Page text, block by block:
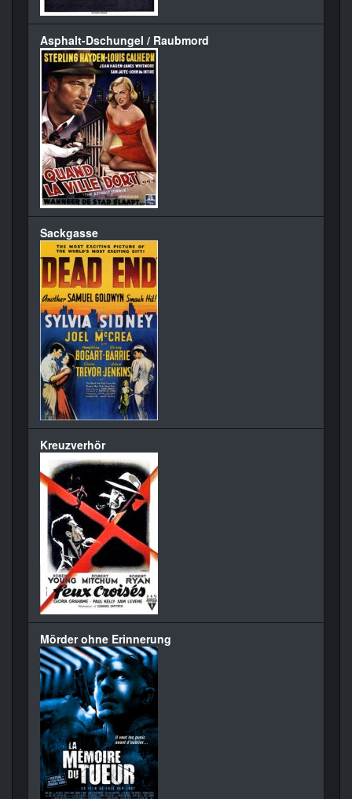
Asphalt-Dschungel / Raubmord
Sackgasse
Kreuzverhör
Mörder ohne Erinnerung